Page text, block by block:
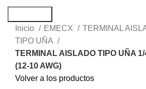
Inicio
EMECX
TERMINAL
TIPO UÑA
TERMINAL AISLADO TIPO UÑA
(12-10 AWG)
Volver a los productos